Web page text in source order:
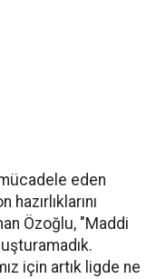
eden
Özoğlu, "Maddi
için artık ligde ne